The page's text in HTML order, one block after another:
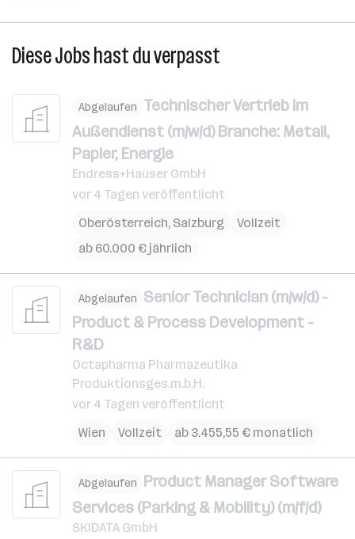
Diese Jobs hast du verpasst
Abgelaufen Technischer Vertrieb im
Außendienst (m/w/d) Branche: Metall,
Papier, Energie
Endress+Hauser GmbH
vor 4 Tagen veröffentlicht
Oberösterreich, Salzburg
Vollzeit
ab 60.000 € jährlich
Abgelaufen Senior Technician (m/w/d) -
Product & Process Development -
R&D
Octapharma Pharmazeutika
Produktionsges.m.b.H.
vor 4 Tagen veröffentlicht
Wien
Vollzeit ab 3.455,55 € monatlich
Abgelaufen Product Manager Software
Services (Parking & Mobility) (m/f/d)
SKIDATA GmbH